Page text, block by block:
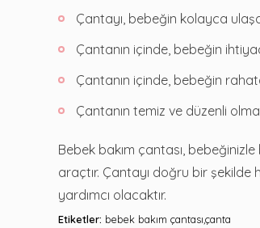
Çantayı, bebeğin kolayca
Çantanın içinde, bebeğin
Çantanın içinde, bebeğin
Çantanın temiz ve düzenli
Bebek bakım çantası,
araçtır. Çantayı doğru bir şekilde
yardımcı olacaktır.
Etiketler: bebek bakım çantası,çanta